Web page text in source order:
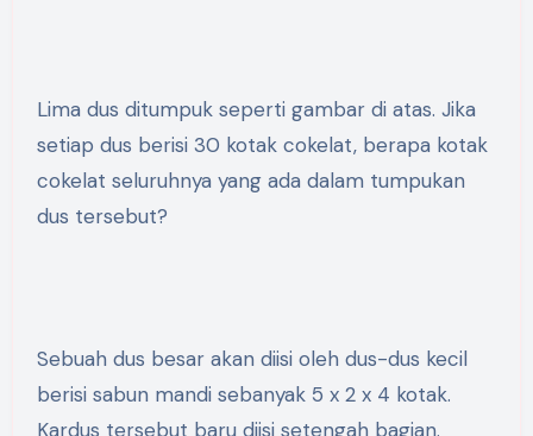
Lima dus ditumpuk seperti gambar di atas. Jika
setiap dus berisi 30 kotak cokelat, berapa kotak
cokelat seluruhnya yang ada dalam tumpukan
dus tersebut?
Sebuah dus besar akan diisi oleh dus-dus kecil
berisi sabun mandi sebanyak 5 x 2 x 4 kotak.
Kardus tersebut baru diisi setengah bagian.